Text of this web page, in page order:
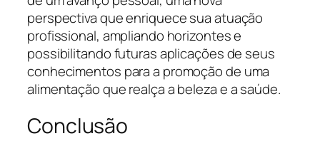
perspectiva que enriquece sua atuação
profissional, ampliando horizontes e
possibilitando futuras aplicações de seus
conhecimentos para a promoção de uma
alimentação que realça a beleza e a saúde.
Conclusão